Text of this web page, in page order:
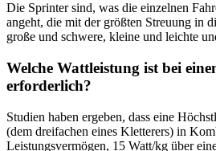
Die Sprinter sind, was die einzelnen
angeht, die mit der größten Streuung in
große und schwere, kleine und leichte
Welche Wattleistung ist bei
erforderlich?
Studien haben ergeben, dass eine
(dem dreifachen eines Kletterers) in
Leistungsvermögen, 15 Watt/kg über